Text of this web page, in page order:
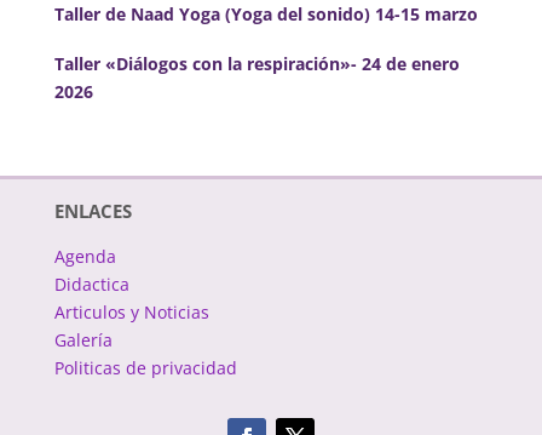
Taller de Naad Yoga (Yoga del sonido) 14-15 marzo
Taller «Diálogos con la respiración»- 24 de enero
2026
ENLACES
Agenda
Didactica
Articulos y Noticias
Galería
Politicas de privacidad